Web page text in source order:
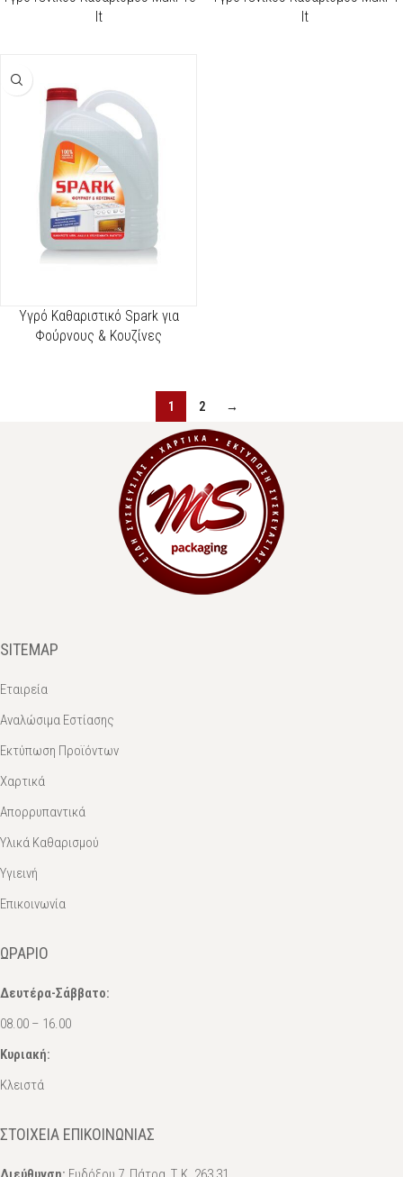
lt
lt
Υγρό Καθαριστικό Spark για
Φούρνους & Κουζίνες
1 2 →
SITEMAP
Εταιρεία
Αναλώσιμα Εστίασης
Εκτύπωση Προϊόντων
Χαρτικά
Απορρυπαντικά
Υλικά Καθαρισμού
Υγιεινή
Επικοινωνία
ΩΡΆΡΙΟ
Δευτέρα-Σάββατο:
08.00 – 16.00
Κυριακή:
Κλειστά
ΣΤΟΙΧΕΊΑ ΕΠΙΚΟΙΝΩΝΊΑΣ